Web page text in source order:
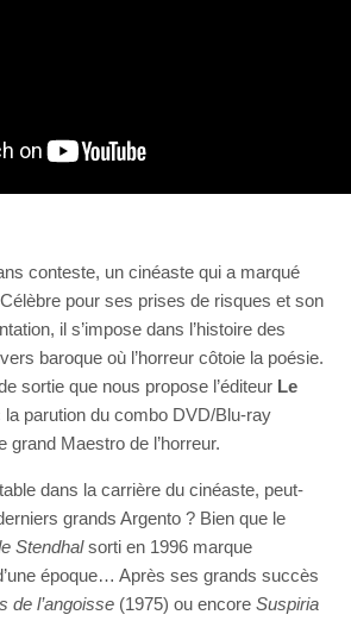
conteste, un cinéaste qui a marqué
pour ses prises de risques et son
il s’impose dans l’histoire des
baroque où l’horreur côtoie la poésie.
sortie que nous propose l’éditeur Le
la parution du combo DVD/Blu-ray
grand Maestro de l’horreur.
dans la carrière du cinéaste, peut-
grands Argento ? Bien que le
Stendhalsorti en 1996 marque
époque… Après ses grands succès
de l’angoisse (1975) ou encore Suspiria